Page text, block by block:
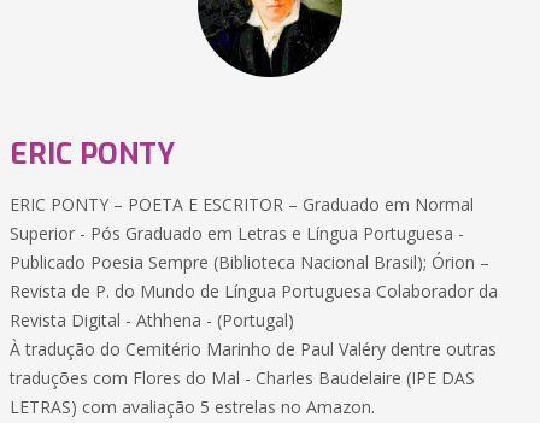
ERIC PONTY
ERIC PONTY – POETA E ESCRITOR – Graduado em Normal
Superior - Pós Graduado em Letras e Língua Portuguesa -
Publicado Poesia Sempre (Biblioteca Nacional Brasil); Órion –
Revista de P. do Mundo de Língua Portuguesa Colaborador da
Revista Digital - Athhena - (Portugal)
À tradução do Cemitério Marinho de Paul Valéry dentre outras
traduções com Flores do Mal - Charles Baudelaire (IPE DAS
LETRAS) com avaliação 5 estrelas no Amazon.